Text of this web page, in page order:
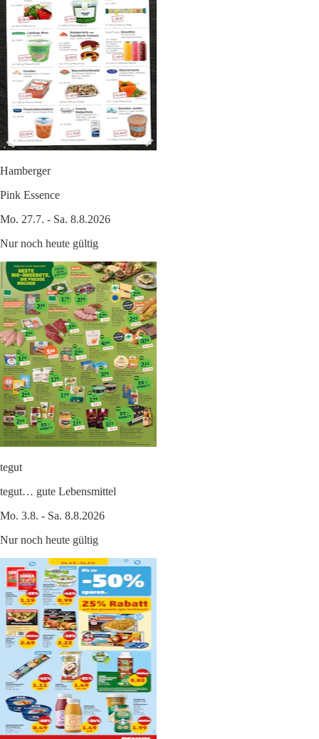
Hamberger
Pink Essence
Mo. 27.7. - Sa. 8.8.2026
Nur noch heute gültig
tegut
tegut… gute Lebensmittel
Mo. 3.8. - Sa. 8.8.2026
Nur noch heute gültig